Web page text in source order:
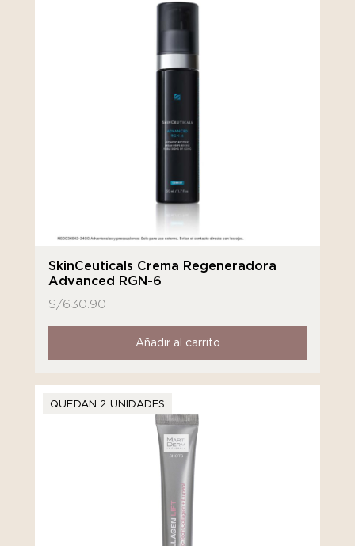
SkinCeuticals Crema Regeneradora
Advanced RGN-6
S/630.90
Añadir al carrito
QUEDAN 2 UNIDADES